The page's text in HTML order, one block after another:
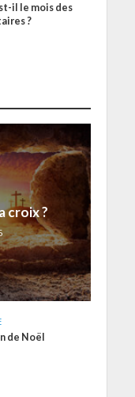
il le mois des
?
croix ?
de Noël